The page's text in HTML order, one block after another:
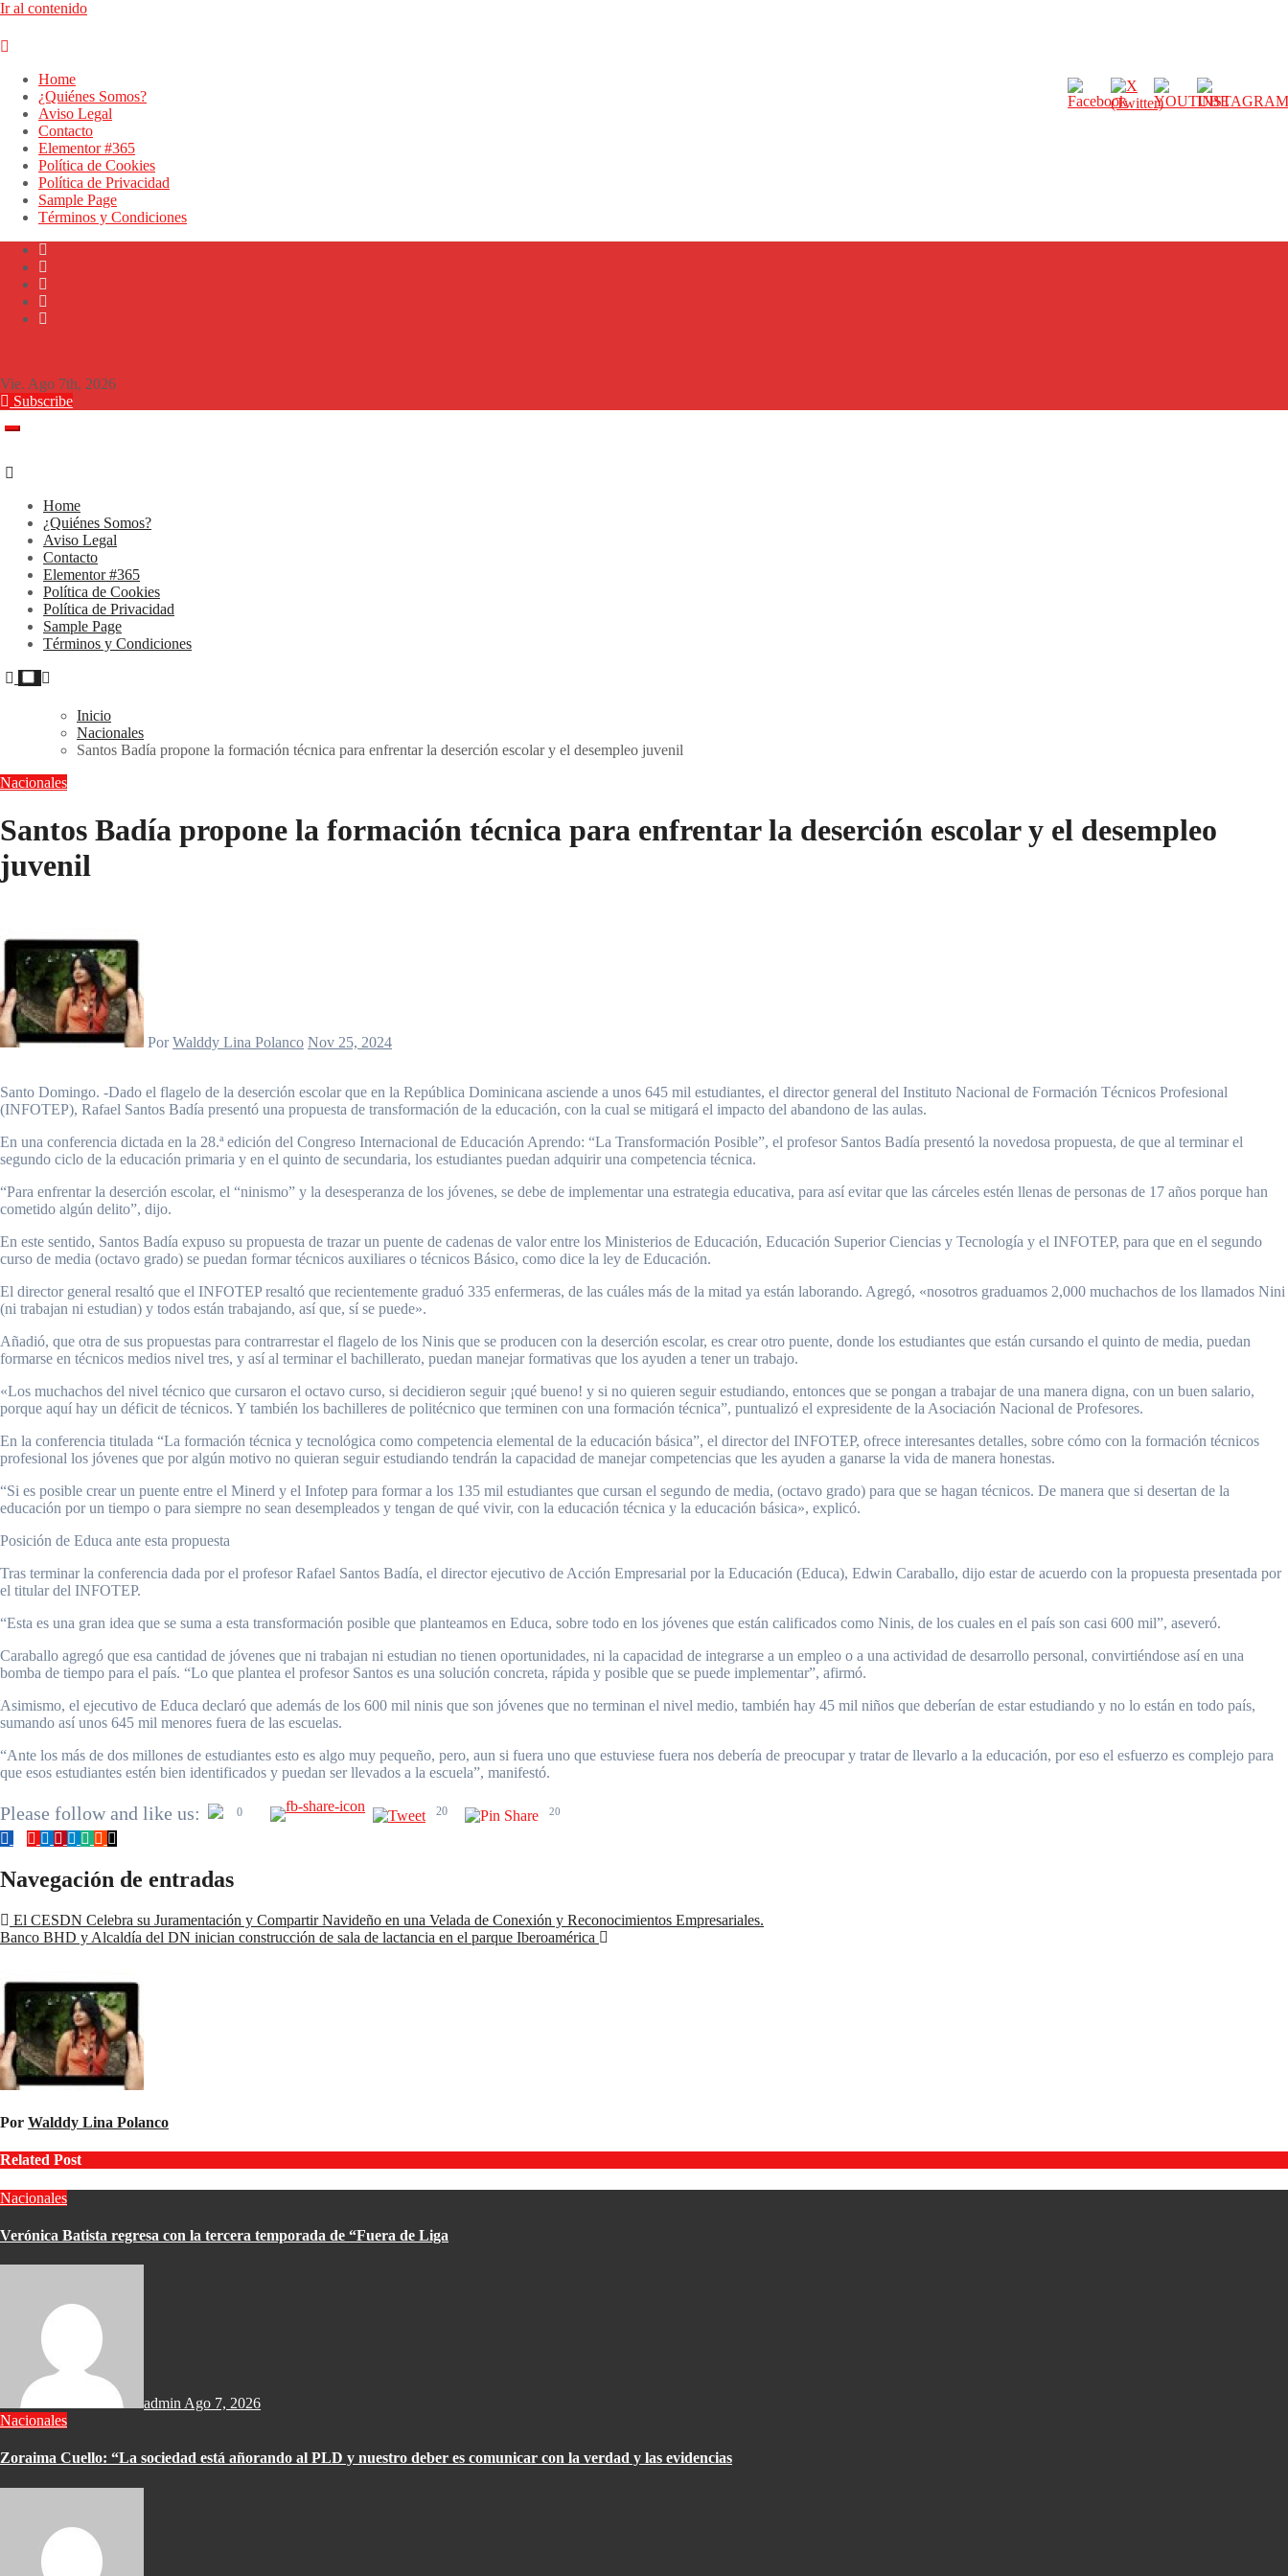
Ir al contenido
Home
¿Quiénes Somos?
Aviso Legal
Contacto
Elementor #365
Política de Cookies
Política de Privacidad
Sample Page
Términos y Condiciones
Vie. Ago 7th, 2026
Subscribe
Home
¿Quiénes Somos?
Aviso Legal
Contacto
Elementor #365
Política de Cookies
Política de Privacidad
Sample Page
Términos y Condiciones
Inicio
Nacionales
Santos Badía propone la formación técnica para enfrentar la deserción escolar y el desempleo juvenil
Nacionales
Santos Badía propone la formación técnica para enfrentar la deserción escolar y el desempleo
juvenil
PorWalddy Lina Polanco Nov 25, 2024
Santo Domingo. -Dado el flagelo de la deserción escolar que en la República Dominicana asciende a unos 645 mil estudiantes, el director general del Instituto Nacional de Formación Técnicos Profesional
(INFOTEP), Rafael Santos Badía presentó una propuesta de transformación de la educación, con la cual se mitigará el impacto del abandono de las aulas.
En una conferencia dictada en la 28.ª edición del Congreso Internacional de Educación Aprendo: “La Transformación Posible”, el profesor Santos Badía presentó la novedosa propuesta, de que al terminar el
segundo ciclo de la educación primaria y en el quinto de secundaria, los estudiantes puedan adquirir una competencia técnica.
“Para enfrentar la deserción escolar, el “ninismo” y la desesperanza de los jóvenes, se debe de implementar una estrategia educativa, para así evitar que las cárceles estén llenas de personas de 17 años porque han
cometido algún delito”, dijo.
En este sentido, Santos Badía expuso su propuesta de trazar un puente de cadenas de valor entre los Ministerios de Educación, Educación Superior Ciencias y Tecnología y el INFOTEP, para que en el segundo
curso de media (octavo grado) se puedan formar técnicos auxiliares o técnicos Básico, como dice la ley de Educación.
El director general resaltó que el INFOTEP resaltó que recientemente graduó 335 enfermeras, de las cuáles más de la mitad ya están laborando. Agregó, «nosotros graduamos 2,000 muchachos de los llamados Nini
(ni trabajan ni estudian) y todos están trabajando, así que, sí se puede».
Añadió, que otra de sus propuestas para contrarrestar el flagelo de los Ninis que se producen con la deserción escolar, es crear otro puente, donde los estudiantes que están cursando el quinto de media, puedan
formarse en técnicos medios nivel tres, y así al terminar el bachillerato, puedan manejar formativas que los ayuden a tener un trabajo.
«Los muchachos del nivel técnico que cursaron el octavo curso, si decidieron seguir ¡qué bueno! y si no quieren seguir estudiando, entonces que se pongan a trabajar de una manera digna, con un buen salario,
porque aquí hay un déficit de técnicos. Y también los bachilleres de politécnico que terminen con una formación técnica”, puntualizó el expresidente de la Asociación Nacional de Profesores.
En la conferencia titulada “La formación técnica y tecnológica como competencia elemental de la educación básica”, el director del INFOTEP, ofrece interesantes detalles, sobre cómo con la formación técnicos
profesional los jóvenes que por algún motivo no quieran seguir estudiando tendrán la capacidad de manejar competencias que les ayuden a ganarse la vida de manera honestas.
“Si es posible crear un puente entre el Minerd y el Infotep para formar a los 135 mil estudiantes que cursan el segundo de media, (octavo grado) para que se hagan técnicos. De manera que si desertan de la
educación por un tiempo o para siempre no sean desempleados y tengan de qué vivir, con la educación técnica y la educación básica», explicó.
Posición de Educa ante esta propuesta
Tras terminar la conferencia dada por el profesor Rafael Santos Badía, el director ejecutivo de Acción Empresarial por la Educación (Educa), Edwin Caraballo, dijo estar de acuerdo con la propuesta presentada por
el titular del INFOTEP.
“Esta es una gran idea que se suma a esta transformación posible que planteamos en Educa, sobre todo en los jóvenes que están calificados como Ninis, de los cuales en el país son casi 600 mil”, aseveró.
Caraballo agregó que esa cantidad de jóvenes que ni trabajan ni estudian no tienen oportunidades, ni la capacidad de integrarse a un empleo o a una actividad de desarrollo personal, convirtiéndose así en una
bomba de tiempo para el país. “Lo que plantea el profesor Santos es una solución concreta, rápida y posible que se puede implementar”, afirmó.
Asimismo, el ejecutivo de Educa declaró que además de los 600 mil ninis que son jóvenes que no terminan el nivel medio, también hay 45 mil niños que deberían de estar estudiando y no lo están en todo país,
sumando así unos 645 mil menores fuera de las escuelas.
“Ante los más de dos millones de estudiantes esto es algo muy pequeño, pero, aun si fuera uno que estuviese fuera nos debería de preocupar y tratar de llevarlo a la educación, por eso el esfuerzo es complejo para
que esos estudiantes estén bien identificados y puedan ser llevados a la escuela”, manifestó.
Please follow and like us: 0 20 20
Navegación de entradas
El CESDN Celebra su Juramentación y Compartir Navideño en una Velada de Conexión y Reconocimientos Empresariales.
Banco BHD y Alcaldía del DN inician construcción de sala de lactancia en el parque Iberoamérica
Por Walddy Lina Polanco
Related Post
Nacionales
Verónica Batista regresa con la tercera temporada de “Fuera de Liga
admin Ago 7, 2026
Nacionales
Zoraima Cuello: “La sociedad está añorando al PLD y nuestro deber es comunicar con la verdad y las evidencias